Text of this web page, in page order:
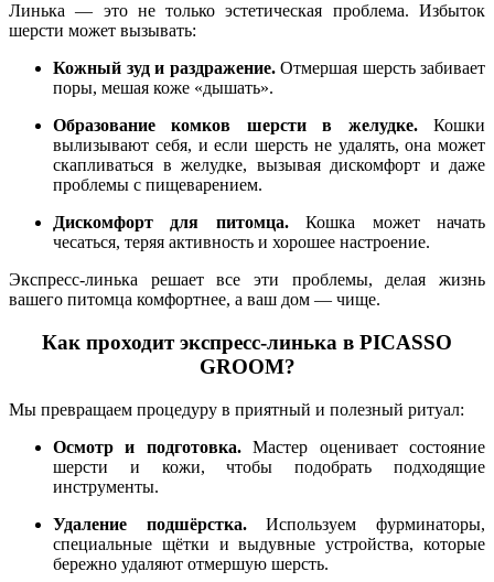
Линька — это не только эстетическая проблема. Избыток
шерсти может вызывать:
Кожный зуд и раздражение.Отмершая шерсть забивает
поры, мешая коже «дышать».
Образование комков шерсти в желудке.Кошки
вылизывают себя, и если шерсть не удалять, она может
скапливаться в желудке, вызывая дискомфорт и даже
проблемы с пищеварением.
Дискомфорт для питомца.Кошка может начать
чесаться, теряя активность и хорошее настроение.
Экспресс-линька решает все эти проблемы, делая жизнь
вашего питомца комфортнее, а ваш дом — чище.
Как проходит экспресс-линька в PICASSO
GROOM?
Мы превращаем процедуру в приятный и полезный ритуал:
Осмотр и подготовка.Мастер оценивает состояние
шерсти и кожи, чтобы подобрать подходящие
инструменты.
Удаление подшёрстка.Используем фурминаторы,
специальные щётки и выдувные устройства, которые
бережно удаляют отмершую шерсть.